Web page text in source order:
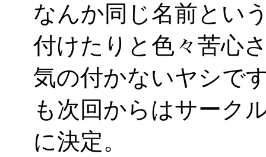
なんか同じ名前とい
付けたりと色々苦心
気の付かないヤシで
も次回からはサーク
に決定。